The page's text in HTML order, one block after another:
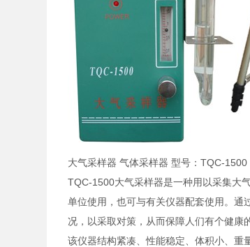
大气采样器 气体采样器 型号：TQC-1500
TQC-1500大气采样器是一种用以采集大
单位使用，也可与有关仪器配套使用。通
况，以采取对策，从而保障人们有个健康
该仪器结构紧凑、性能稳定、体积小、重